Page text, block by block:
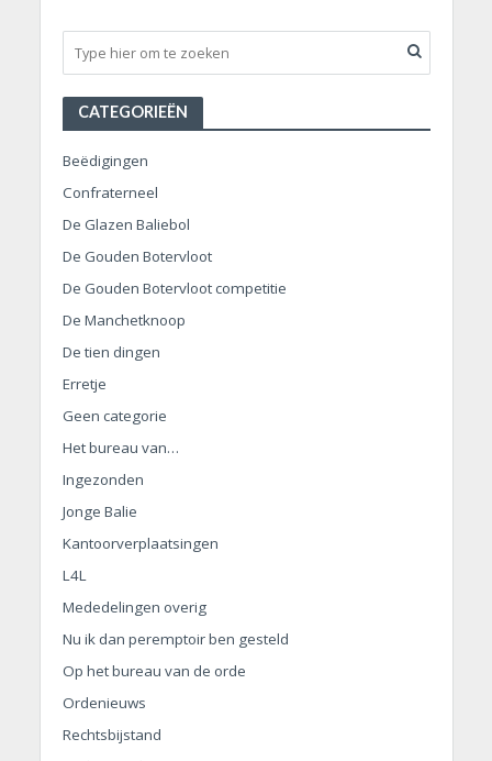
CATEGORIEËN
Beëdigingen
Confraterneel
De Glazen Baliebol
De Gouden Botervloot
De Gouden Botervloot competitie
De Manchetknoop
De tien dingen
Erretje
Geen categorie
Het bureau van…
Ingezonden
Jonge Balie
Kantoorverplaatsingen
L4L
Mededelingen overig
Nu ik dan peremptoir ben gesteld
Op het bureau van de orde
Ordenieuws
Rechtsbijstand